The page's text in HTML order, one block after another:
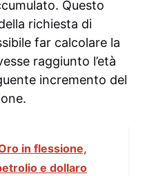
Questo
richiesta di
far calcolare la
raggiunto l’età
incremento del
in flessione,
e dollaro